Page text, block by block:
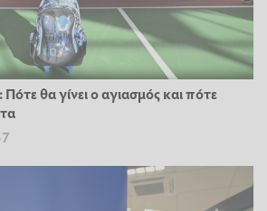
θα γίνει ο αγιασμός και πότε